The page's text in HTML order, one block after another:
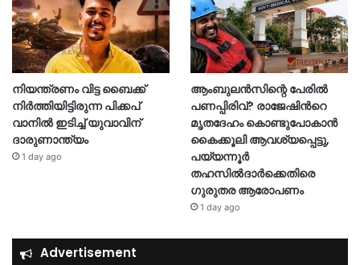
നിയന്ത്രണം വിട്ട ബൈക്ക്
നിർത്തിയിട്ടിരുന്ന പിക്കപ്
വാനിൽ ഇടിച്ച് യുവാവിന്
ദാരുണാന്ത്യം
1 day ago
ആംബുലൻസിന്റെ പേരിൽ
പണപ്പിരിവ്? രാജേഷിന്‍റെ
മൃതദേഹം കൊണ്ടുപോകാൻ
കൈക്കൂലി ആവശ്യപ്പെട്ടു,
പയ്യന്നൂർ
തഹസിൽദാർക്കെതിരെ
ഗുരുതര ആരോപണം
1 day ago
Advertisement